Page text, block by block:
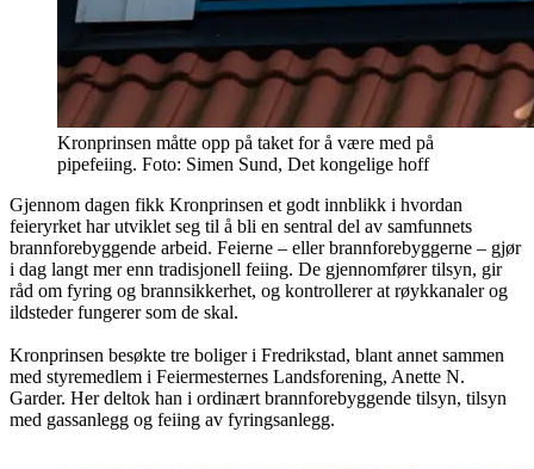
Kronprinsen måtte opp på taket for å være med på
pipefeiing. Foto: Simen Sund, Det kongelige hoff
Gjennom dagen fikk Kronprinsen et godt innblikk i hvordan
feieryrket har utviklet seg til å bli en sentral del av samfunnets
brannforebyggende arbeid. Feierne – eller brannforebyggerne – gjør
i dag langt mer enn tradisjonell feiing. De gjennomfører tilsyn, gir
råd om fyring og brannsikkerhet, og kontrollerer at røykkanaler og
ildsteder fungerer som de skal.
Kronprinsen besøkte tre boliger i Fredrikstad, blant annet sammen
med styremedlem i Feiermesternes Landsforening, Anette N.
Garder. Her deltok han i ordinært brannforebyggende tilsyn, tilsyn
med gassanlegg og feiing av fyringsanlegg.